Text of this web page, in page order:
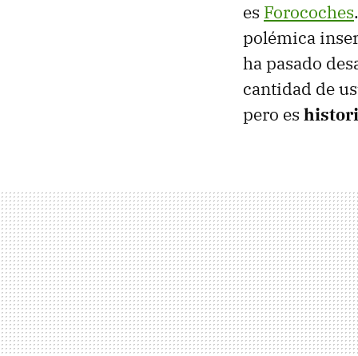
es Forocoches
polémica
ha pasado
cantidad de
pero es